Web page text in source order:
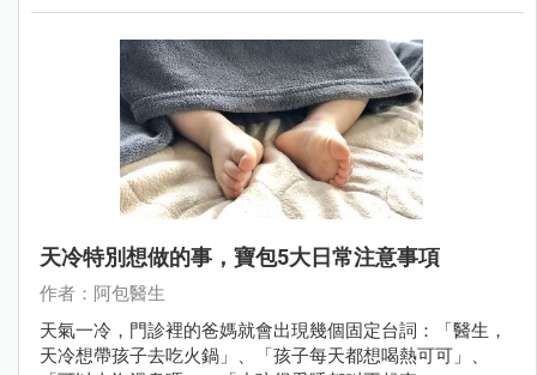
天冷特別想做的事，寶包5大日常注意事項
作者：阿包醫生
天氣一冷，門診裡的爸媽就會出現幾個固定台詞：「醫生，
天冷想帶孩子去吃火鍋」、「孩子每天都想喝熱可可」、